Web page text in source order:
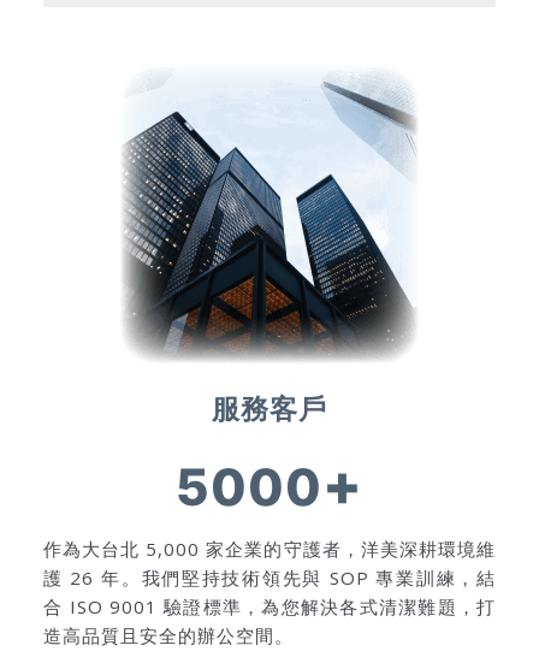
服務客戶
5000+
作為大台北 5,000 家企業的守護者，洋美深耕環境維
護 26 年。我們堅持技術領先與 SOP 專業訓練，結
合 ISO 9001 驗證標準，為您解決各式清潔難題，打
造高品質且安全的辦公空間。